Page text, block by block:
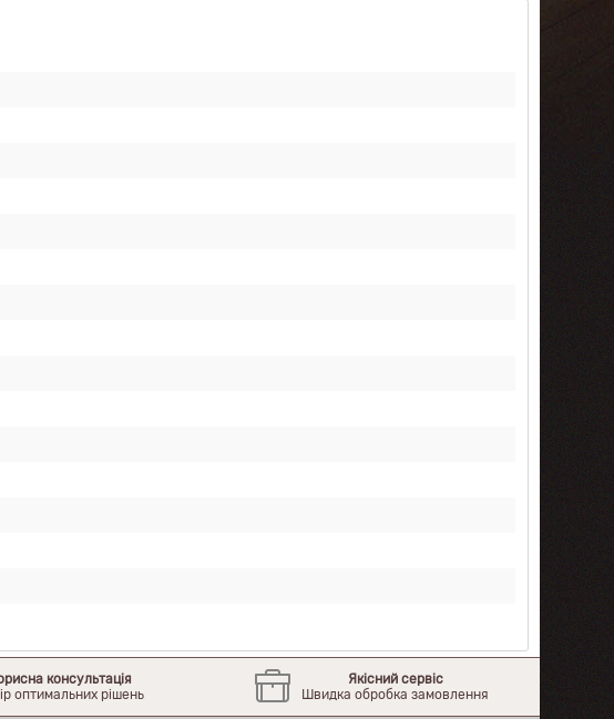
консультація
оптимальних рішень
Якісний сервіс
Швидка обробка замовлення